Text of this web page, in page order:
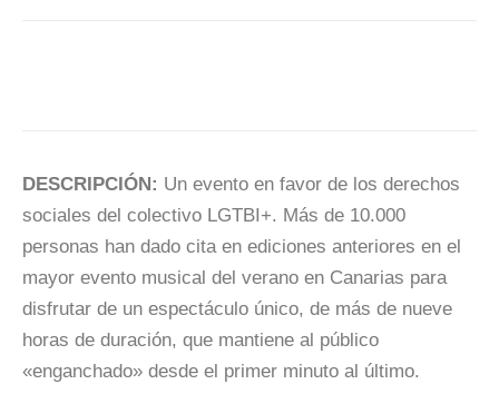
DESCRIPCIÓN: Un evento en favor de los derechos
sociales del colectivo LGTBI+. Más de 10.000
personas han dado cita en ediciones anteriores en el
mayor evento musical del verano en Canarias para
disfrutar de un espectáculo único, de más de nueve
horas de duración, que mantiene al público
«enganchado» desde el primer minuto al último.